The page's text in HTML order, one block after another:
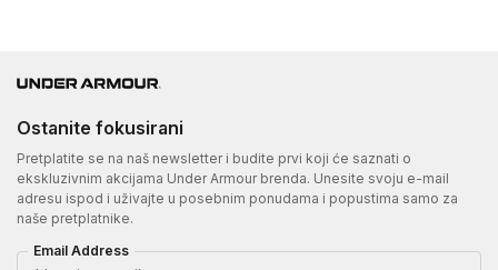
Ostanite fokusirani
Pretplatite se na naš newsletter i budite prvi koji će saznati o
ekskluzivnim akcijama Under Armour brenda. Unesite svoju e-mail
adresu ispod i uživajte u posebnim ponudama i popustima samo za
naše pretplatnike.
Email Address